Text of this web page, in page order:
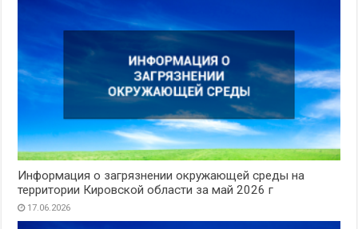
Информация о загрязнении окружающей среды на
территории Кировской области за май 2026 г
17.06.2026